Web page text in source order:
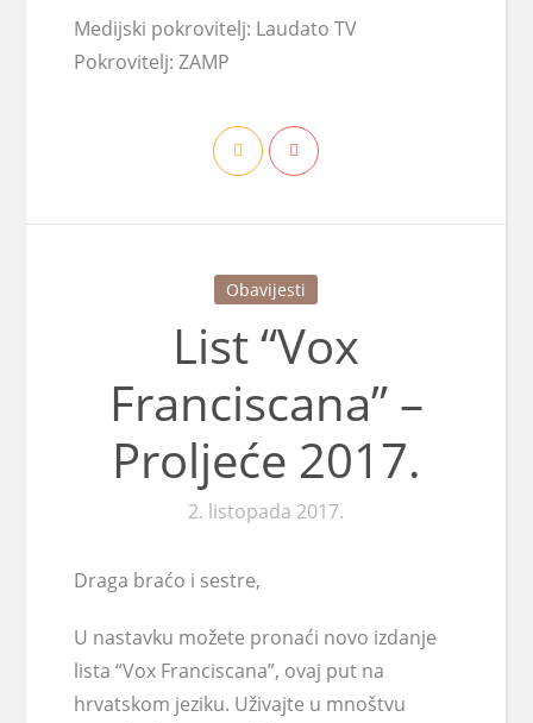
Medijski pokrovitelj: Laudato TV
Pokrovitelj: ZAMP
Obavijesti
List “Vox
Franciscana” –
Proljeće 2017.
2. listopada 2017.
Draga braćo i sestre,
U nastavku možete pronaći novo izdanje
lista “Vox Franciscana”, ovaj put na
hrvatskom jeziku. Uživajte u mnoštvu